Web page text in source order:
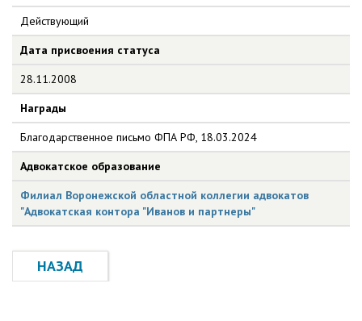
Действующий
Дата присвоения статуса
28.11.2008
Награды
Благодарственное письмо ФПА РФ, 18.03.2024
Адвокатское образование
Филиал Воронежской областной коллегии адвокатов
"Адвокатская контора "Иванов и партнеры"
НАЗАД